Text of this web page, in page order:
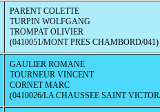
PARENT COLETTE
TURPIN WOLFGANG
TROMPAT OLIVIER
(0410051/MONT PRES CHAMBORD/041)
GAULIER ROMANE
TOURNEUR VINCENT
CORNET MARC
(0410026/LA CHAUSSEE SAINT